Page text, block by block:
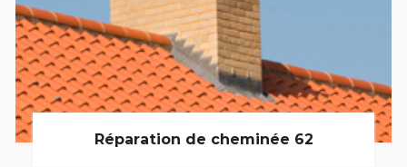
Réparation de cheminée 62